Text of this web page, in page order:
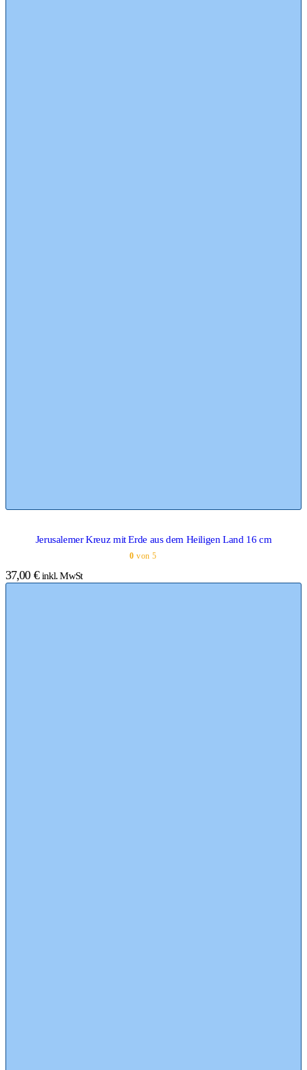
Jerusalemer Kreuz mit Erde aus dem Heiligen Land 16 cm
0 von 5
37,00 € inkl. MwSt